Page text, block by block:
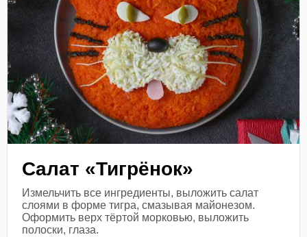
Салат «Тигрёнок»
Измельчить все ингредиенты, выложить салат
слоями в форме тигра, смазывая майонезом.
Оформить верх тёртой морковью, выложить
полоски, глаза.